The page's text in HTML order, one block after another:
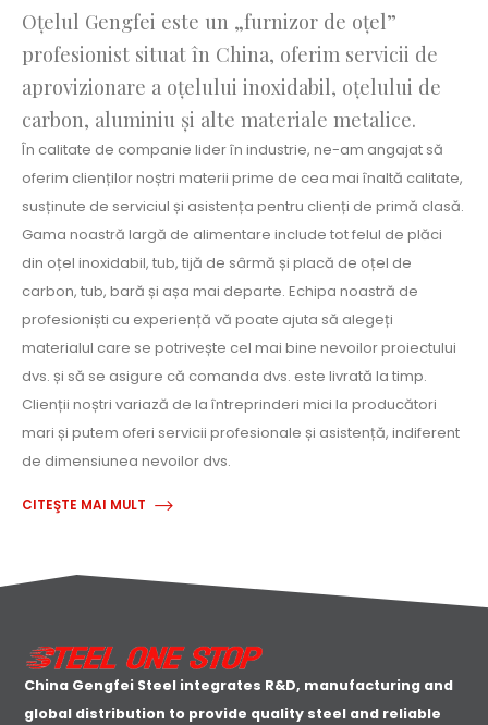
Oțelul Gengfei este un „furnizor de oțel”
profesionist situat în China, oferim servicii de
aprovizionare a oțelului inoxidabil, oțelului de
carbon, aluminiu și alte materiale metalice.
În calitate de companie lider în industrie, ne-am angajat să
oferim clienților noștri materii prime de cea mai înaltă calitate,
susținute de serviciul și asistența pentru clienți de primă clasă.
Gama noastră largă de alimentare include tot felul de plăci
din oțel inoxidabil, tub, tijă de sârmă și placă de oțel de
carbon, tub, bară și așa mai departe. Echipa noastră de
profesioniști cu experiență vă poate ajuta să alegeți
materialul care se potrivește cel mai bine nevoilor proiectului
dvs. și să se asigure că comanda dvs. este livrată la timp.
Clienții noștri variază de la întreprinderi mici la producători
mari și putem oferi servicii profesionale și asistență, indiferent
de dimensiunea nevoilor dvs.
CITEŞTE MAI MULT
China Gengfei Steel integrates R&D, manufacturing and
global distribution to provide quality steel and reliable